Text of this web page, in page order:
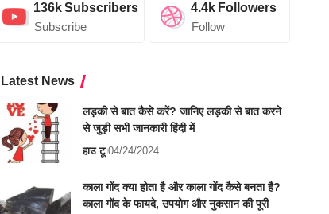
136kSubscribers
Subscribe
4.4k Followers
Follow
Latest News
लड़की से बात कैसे करें? जानिए लड़की से बात करने
से जुड़ी सभी जानकारी हिंदी में
हाउ टू 04/24/2024
काला गोंद क्या होता है और काला गोंद कैसे बनता है?
काला गोंद के फायदे, उपयोग और नुकसान की पूरी